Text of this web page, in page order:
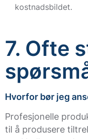
kostnadsbildet.
7. Ofte
Hvorfor bør jeg
Profesjonelle
til å produsere